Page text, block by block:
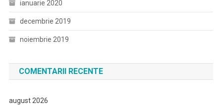
ianuarie 2020
decembrie 2019
noiembrie 2019
COMENTARII RECENTE
august 2026